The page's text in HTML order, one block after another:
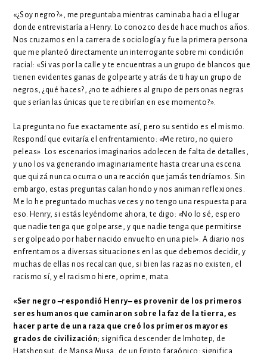
«¿Soy negro?», me preguntaba mientras caminaba hacia el lugar
donde entrevistaría a Henry. Lo conozco desde hace muchos años.
Nos cruzamos en la carrera de sociología y fue la primera persona
que me planteó directamente un interrogante sobre mi condición
racial: «Si vas por la calle y te encuentras a un grupo de blancos que
tienen evidentes ganas de golpearte y atrás de ti hay un grupo de
negros, ¿qué haces?, ¿no te adhieres al grupo de personas negras
que serían las únicas que te recibirían en ese momento?».
La pregunta no fue exactamente así, pero su sentido es el mismo.
Respondí que evitaría el enfrentamiento: «Me retiro, no quiero
peleas». Los escenarios imaginarios adolecen de falta de detalles,
y uno los va generando imaginariamente hasta crear una escena
que quizá nunca ocurra o una reacción que jamás tendríamos. Sin
embargo, estas preguntas calan hondo y nos animan reflexiones.
Me lo he preguntado muchas veces y no tengo una respuesta para
eso. Henry, si estás leyéndome ahora, te digo: «No lo sé, espero
que nadie tenga que golpearse, y que nadie tenga que permitirse
ser golpeado por haber nacido envuelto en una piel». A diario nos
enfrentamos a diversas situaciones en las que debemos decidir, y
muchas de ellas nos recalcan que, si bien las razas no existen, el
racismo sí, y el racismo hiere, oprime, mata.
«Ser negro –respondió Henry– es provenir de los primeros
seres humanos que caminaron sobre la faz de la tierra, es
hacer parte de una raza que creó los primeros mayores
grados de civilización; significa descender de Imhotep, de
Hatshepsut, de Mansa Musa, de un Egipto faraónico; significa